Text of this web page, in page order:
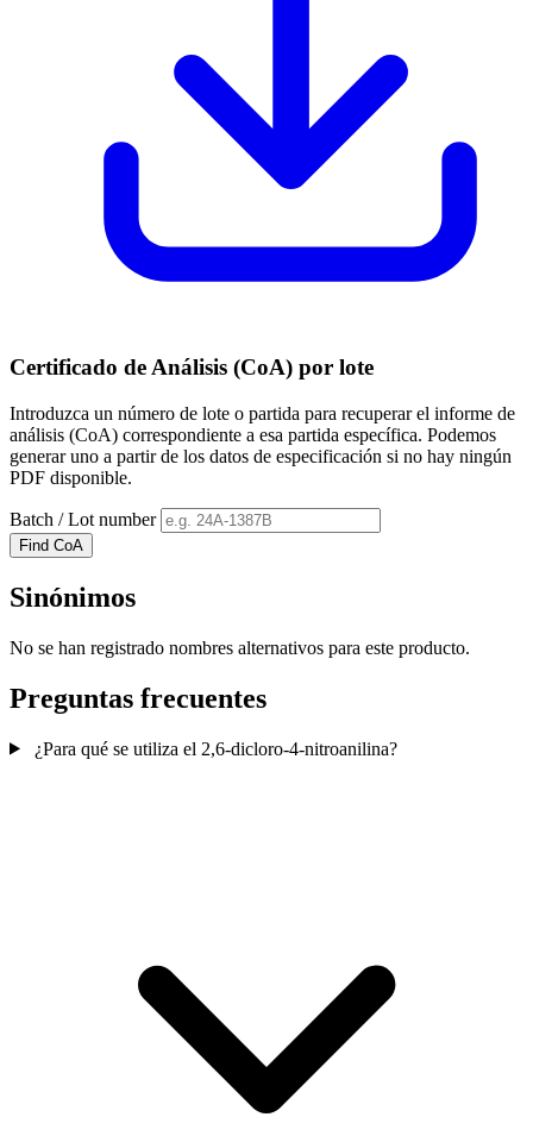
Certificado de Análisis (CoA) por lote
Introduzca un número de lote o partida para recuperar el informe de
análisis (CoA) correspondiente a esa partida específica. Podemos
generar uno a partir de los datos de especificación si no hay ningún
PDF disponible.
Batch / Lot number
Find CoA
Sinónimos
No se han registrado nombres alternativos para este producto.
Preguntas frecuentes
¿Para qué se utiliza el 2,6-dicloro-4-nitroanilina?